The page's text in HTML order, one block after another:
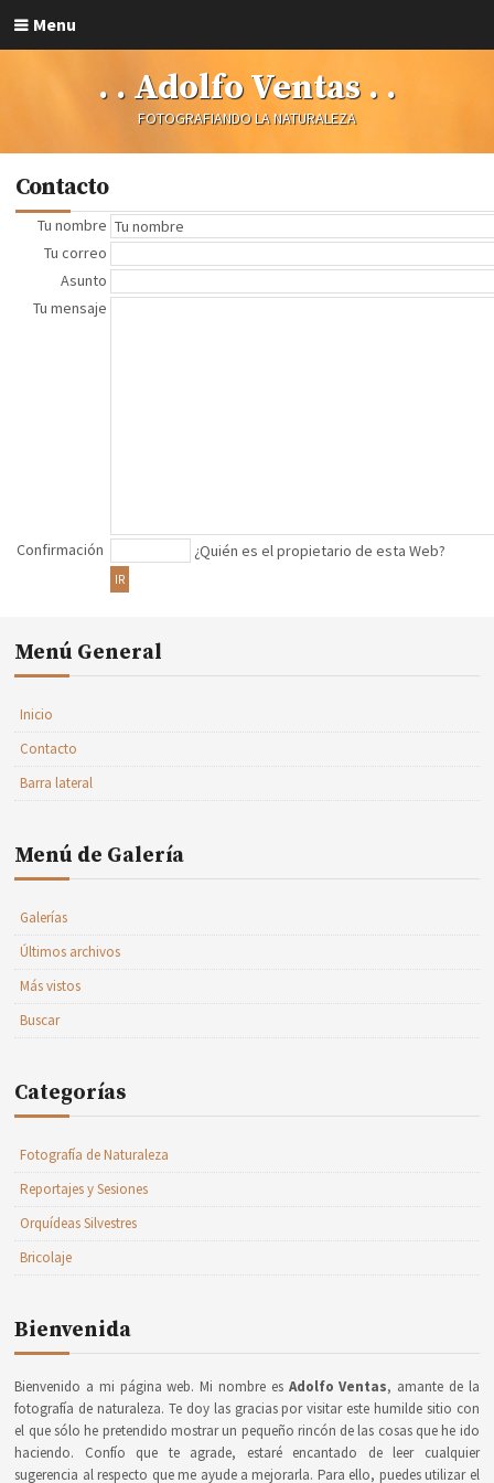
Menu
. . Adolfo Ventas . .
FOTOGRAFIANDO LA NATURALEZA
Contacto
Tu nombre
Tu correo
Asunto
Tu mensaje
Confirmación ¿Quién es el propietario de esta Web?
IR
Menú General
Inicio
Contacto
Barra lateral
Menú de Galería
Galerías
Últimos archivos
Más vistos
Buscar
Categorías
Fotografía de Naturaleza
Reportajes y Sesiones
Orquídeas Silvestres
Bricolaje
Bienvenida
Bienvenido a mi página web. Mi nombre es Adolfo Ventas, amante de la
fotografía de naturaleza. Te doy las gracias por visitar este humilde sitio con
el que sólo he pretendido mostrar un pequeño rincón de las cosas que he ido
haciendo. Confío que te agrade, estaré encantado de leer cualquier
sugerencia al respecto que me ayude a mejorarla. Para ello, puedes utilizar el